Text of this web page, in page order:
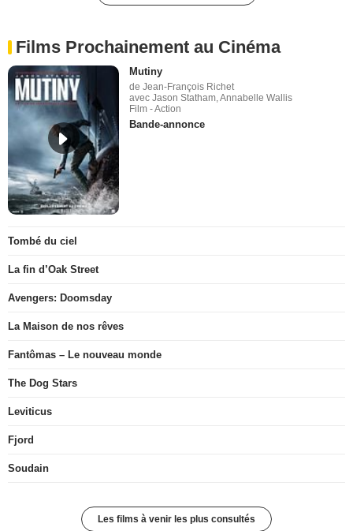
Films Prochainement au Cinéma
Mutiny
de Jean-François Richet
avec Jason Statham, Annabelle Wallis
Film - Action
Bande-annonce
Tombé du ciel
La fin d’Oak Street
Avengers: Doomsday
La Maison de nos rêves
Fantômas – Le nouveau monde
The Dog Stars
Leviticus
Fjord
Soudain
Les films à venir les plus consultés